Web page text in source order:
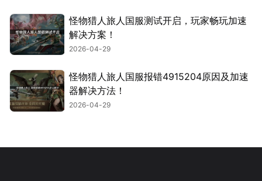
怪物猎人旅人国服测试开启，玩家畅玩加速
解决方案！
2026-04-29
怪物猎人旅人国服报错4915204原因及加速
器解决方法！
2026-04-29